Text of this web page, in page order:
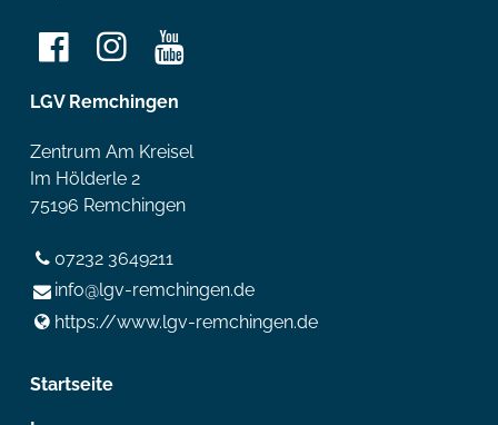
LGV Remchingen
Zentrum Am Kreisel
Im Hölderle 2
75196 Remchingen
07232 3649211
info@​lgv-remchingen.​de
https://www.​lgv-remchingen.​de
Startseite